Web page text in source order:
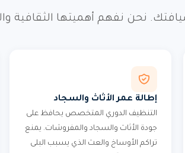
نحن نفهم أهميتها الثقافية
إطالة عمر الأثاث والسجاد
التنظيف الدوري المتخصص يحافظ على
جودة الأثاث والسجاد والمفروشات. يمنع
تراكم الأوساخ والعث الذي يسبب البلى